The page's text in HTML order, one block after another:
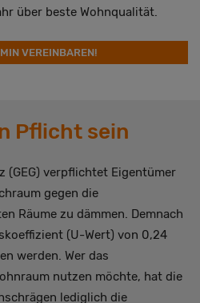
über beste Wohnqualität.
VEREINBAREN!
Pflicht sein
(GEG) verpflichtet Eigentümer
gegen die
Räume zu dämmen. Demnach
(U-Wert) von 0,24
werden. Wer das
nutzen möchte, hat die
lediglich die